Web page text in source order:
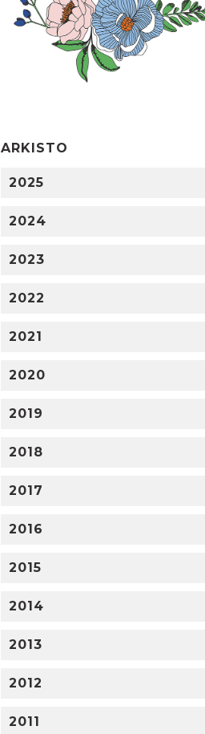
ARKISTO
2025
2024
2023
2022
2021
2020
2019
2018
2017
2016
2015
2014
2013
2012
2011